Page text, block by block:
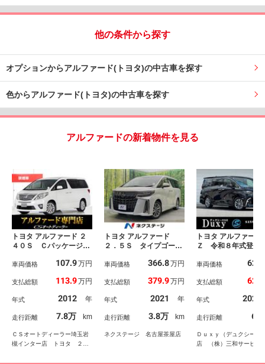
他の条件から探す
オプションからアルファード(トヨタ)の中古車を探す
色からアルファード(トヨタ)の中古車を探す
アルファードの新着物件を見る
トヨタ アルファード ２
４０Ｓ Ｃパッケージ
リア９型ナビ）（後席モ
ブシート）両側自動ドア
ワーシート／シートメモ
リー／コンビハンドル／
クルーズコントロール／
クリアランスソナー／
車両価格 107.9万円
支払総額 113.9万円
年式 2012 年
走行距離 7.8万 km
ＣＳオートディーラー埼玉岩
槻インター店 トヨタ ２０
／ヴェルファイア／ハイブリ
トヨタ アルファード
２．５Ｓ タイプゴール
ドア バックカメラ Ｃ
ダークルーズ 禁煙車
コ コーナーセンサー
スマートキー ＬＥＤヘ
ッド ビルトインＥＴ
Ｃ 純正１８インチアル
ミ
車両価格 366.8万円
支払総額 379.9万円
年式 2021 年
走行距離 3.8万 km
ネクステージ 名古屋茶屋店
トヨタ アルファード
Ｚ 令和８年式登録
ンルーフ アドバン
バーサルステップ
ートヒーター＆ベン
ーション ＨＤＭＩ
力 置くだけ充電
１８ＡＷ
車両価格 623
支払総額 628
年式 2026
走行距離 63
Ｄｕｘｙ（デュクシー）
店 （株）三和サービス